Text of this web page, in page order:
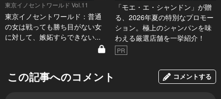
東京イノセントワールド Vol.11
東京イノセントワールド：普通
の女は戦っても勝ち目がない女
に対して、嫉妬すらできない...
「モエ・エ・シャンドン」が贈
る、2026年夏の特別なプロモー
ション。極上のシャンパンを味
わえる厳選店舗を一挙紹介！
PR
この記事へのコメント コメントする